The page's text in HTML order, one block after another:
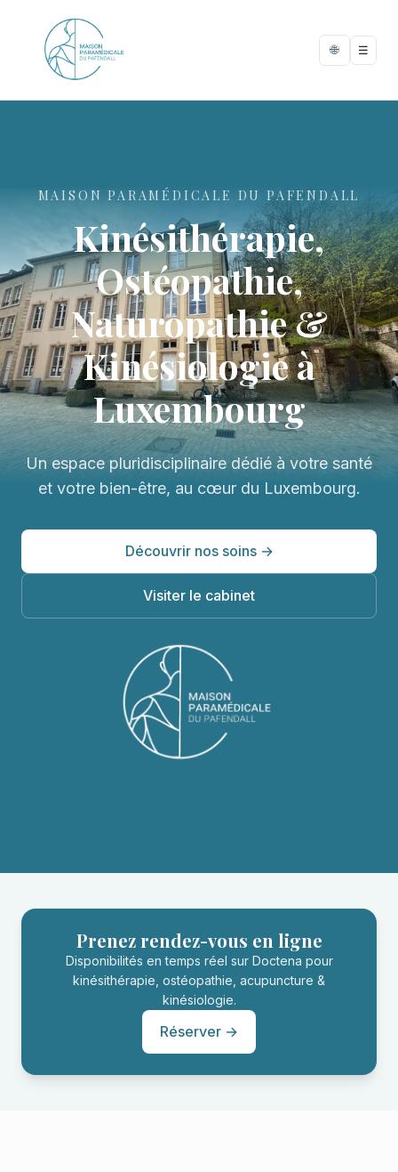
🌐 ☰
MAISON PARAMÉDICALE DU PAFENDALL
Kinésithérapie,
Ostéopathie,
Naturopathie &
Kinésiologie à
Luxembourg
Un espace pluridisciplinaire dédié à votre santé
et votre bien-être, au cœur du Luxembourg.
Découvrir nos soins →
Visiter le cabinet
Prenez rendez-vous en ligne
Disponibilités en temps réel sur Doctena pour
kinésithérapie, ostéopathie, acupuncture &
kinésiologie.
Réserver →